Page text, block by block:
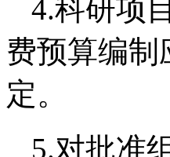
4.科研项
费预算编
定。
5.对批准